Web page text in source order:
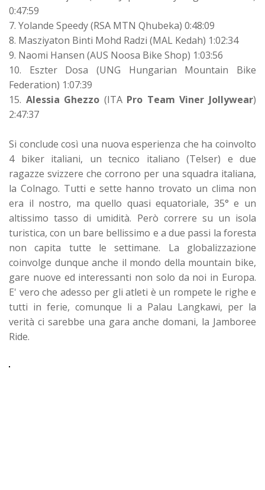
0:47:59
7. Yolande Speedy (RSA MTN Qhubeka) 0:48:09
8. Masziyaton Binti Mohd Radzi (MAL Kedah) 1:02:34
9. Naomi Hansen (AUS Noosa Bike Shop) 1:03:56
10. Eszter Dosa (UNG Hungarian Mountain Bike
Federation) 1:07:39
15. Alessia Ghezzo (ITA Pro Team Viner Jollywear)
2:47:37
Si conclude così una nuova esperienza che ha coinvolto
4 biker italiani, un tecnico italiano (Telser) e due
ragazze svizzere che corrono per una squadra italiana,
la Colnago. Tutti e sette hanno trovato un clima non
era il nostro, ma quello quasi equatoriale, 35° e un
altissimo tasso di umidità. Però correre su un isola
turistica, con un bare bellissimo e a due passi la foresta
non capita tutte le settimane. La globalizzazione
coinvolge dunque anche il mondo della mountain bike,
gare nuove ed interessanti non solo da noi in Europa.
E' vero che adesso per gli atleti è un rompete le righe e
tutti in ferie, comunque li a Palau Langkawi, per la
verità ci sarebbe una gara anche domani, la Jamboree
Ride.